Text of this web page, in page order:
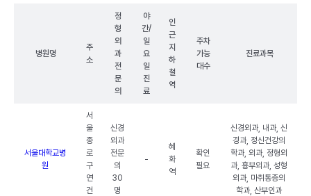
병원명
주
소
정
형
외
과
전
문
의
야
간/
일
요
일
진
료
인
근
지
하
철
역
주차
가능
대수
진료과목
서울대학교병
원
서
울
종
로
구
연
건
신경
외과
전문
의
30
명
-
혜
화
역
확인
필요
신경외과, 내과, 신
경과, 정신건강의
학과, 외과, 정형외
과, 흉부외과, 성형
외과, 마취통증의
학과, 산부인과